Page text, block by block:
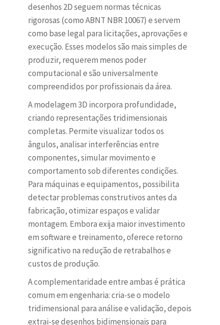
desenhos 2D seguem normas técnicas
rigorosas (como ABNT NBR 10067) e servem
como base legal para licitações, aprovações e
execução. Esses modelos são mais simples de
produzir, requerem menos poder
computacional e são universalmente
compreendidos por profissionais da área.
A modelagem 3D incorpora profundidade,
criando representações tridimensionais
completas. Permite visualizar todos os
ângulos, analisar interferências entre
componentes, simular movimento e
comportamento sob diferentes condições.
Para máquinas e equipamentos, possibilita
detectar problemas construtivos antes da
fabricação, otimizar espaços e validar
montagem. Embora exija maior investimento
em software e treinamento, oferece retorno
significativo na redução de retrabalhos e
custos de produção.
A complementaridade entre ambas é prática
comum em engenharia: cria-se o modelo
tridimensional para análise e validação, depois
extrai-se desenhos bidimensionais para